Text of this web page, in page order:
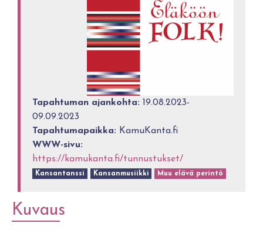
Tapahtuman ajankohta: 19.08.2023-
09.09.2023
Tapahtumapaikka: KamuKanta.fi
WWW-sivu:
https://kamukanta.fi/tunnustukset/
Kansantanssi Kansanmusiikki Muu elävä perintö
Kuvaus